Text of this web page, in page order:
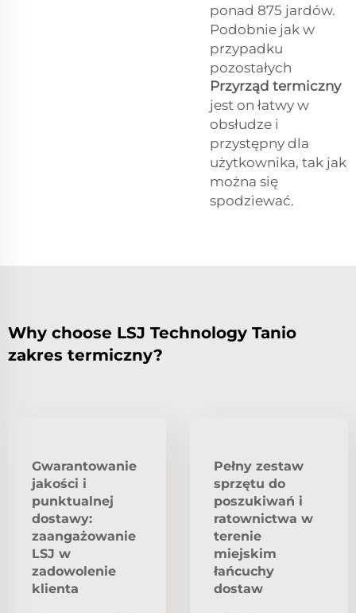
ponad 875 jardów.
Podobnie jak w
przypadku
pozostałych
Przyrząd termiczny
jest on łatwy w
obsłudze i
przystępny dla
użytkownika, tak jak
można się
spodziewać.
Why choose LSJ Technology Tanio
zakres termiczny?
Gwarantowanie
jakości i
punktualnej
dostawy:
zaangażowanie
LSJ w
zadowolenie
klienta
Pełny zestaw
sprzętu do
poszukiwań i
ratownictwa w
terenie
miejskim
łańcuchy
dostaw